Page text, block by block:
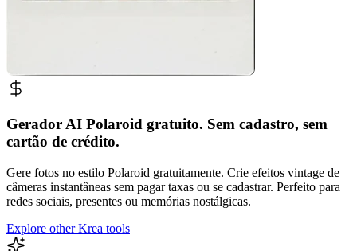
Gerador AI Polaroid gratuito. Sem cadastro, sem
cartão de crédito.
Gere fotos no estilo Polaroid gratuitamente. Crie efeitos vintage de
câmeras instantâneas sem pagar taxas ou se cadastrar. Perfeito para
redes sociais, presentes ou memórias nostálgicas.
Explore other Krea tools